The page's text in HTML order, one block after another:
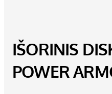
IŠORINIS
POWER